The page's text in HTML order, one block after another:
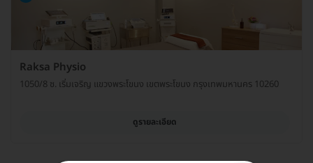
Raksa Physio
1050/8 ซ. เริ่มเจริญ แขวงพระโขนง เขตพระโขนง กรุงเทพมหานคร 10260
ดูรายละเอียด